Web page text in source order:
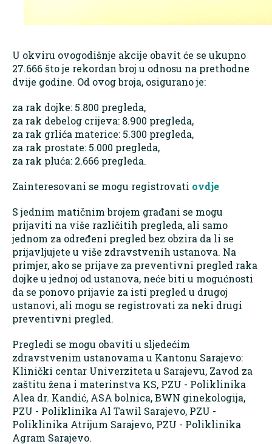
U okviru ovogodišnje akcije obavit će se ukupno
27.666 što je rekordan broj u odnosu na prethodne
dvije godine. Od ovog broja, osigurano je:
za rak dojke: 5.800 pregleda,
za rak debelog crijeva: 8.900 pregleda,
za rak grlića materice: 5.300 pregleda,
za rak prostate: 5.000 pregleda,
za rak pluća: 2.666 pregleda.
Zainteresovani se mogu registrovati ovdje
S jednim matičnim brojem građani se mogu
prijaviti na više različitih pregleda, ali samo
jednom za određeni pregled bez obzira da li se
prijavljujete u više zdravstvenih ustanova. Na
primjer, ako se prijave za preventivni pregled raka
dojke u jednoj od ustanova, neće biti u mogućnosti
da se ponovo prijavie za isti pregled u drugoj
ustanovi, ali mogu se registrovati za neki drugi
preventivni pregled.
Pregledi se mogu obaviti u sljedećim
zdravstvenim ustanovama u Kantonu Sarajevo:
Klinički centar Univerziteta u Sarajevu, Zavod za
zaštitu žena i materinstva KS, PZU - Poliklinika
Alea dr. Kandić, ASA bolnica, BWN ginekologija,
PZU - Poliklinika Al Tawil Sarajevo, PZU -
Poliklinika Atrijum Sarajevo, PZU - Poliklinika
Agram Sarajevo.